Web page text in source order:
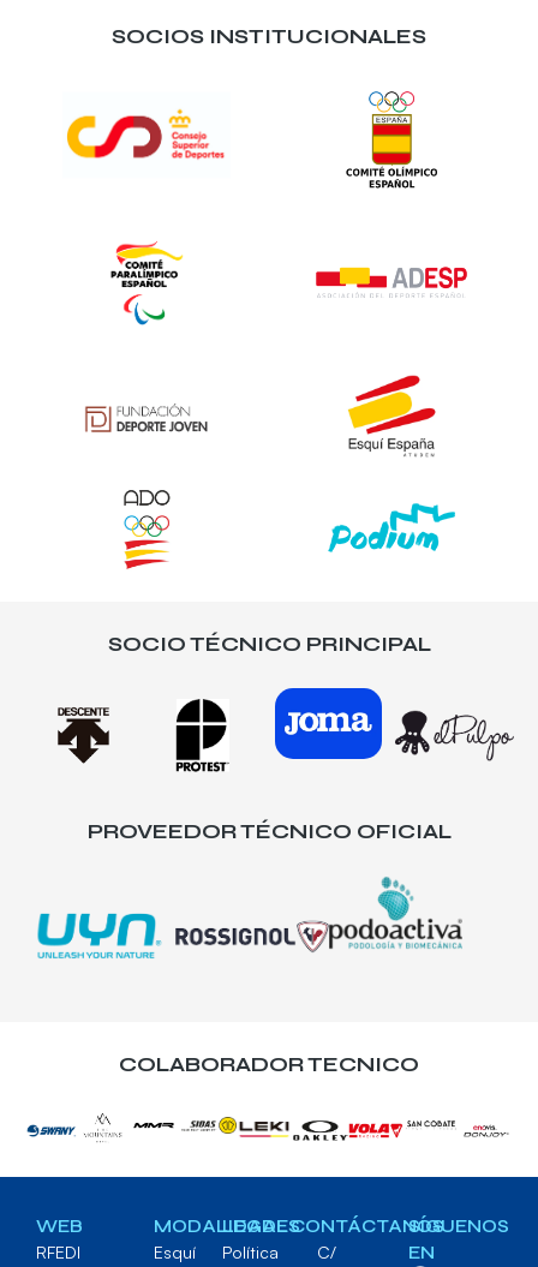
SOCIOS INSTITUCIONALES
SOCIO TÉCNICO PRINCIPAL
PROVEEDOR TÉCNICO OFICIAL
COLABORADOR TECNICO
WEB
RFEDI
MODALIDADES
Esquí
LEGAL
Política
CONTÁCTANOS
C/
SÍGUENOS
EN